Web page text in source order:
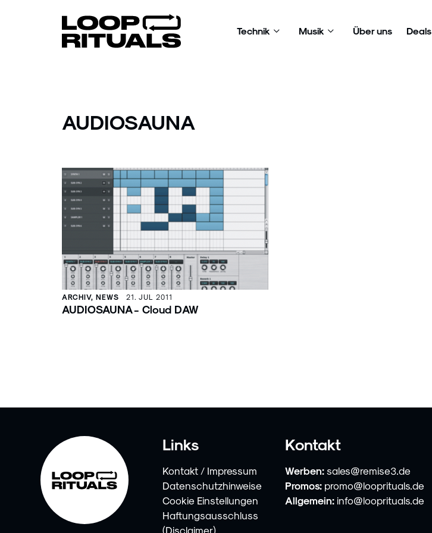
Technik Musik Über uns Deals
AUDIOSAUNA
ARCHIV, NEWS 21. JUL 2011
AUDIOSAUNA - Cloud DAW
Links
Kontakt / Impressum
Datenschutzhinweise
Cookie Einstellungen
Haftungsausschluss
(Disclaimer)
Kontakt
Werben: sales@remise3.de
Promos: promo@looprituals.de
Allgemein: info@looprituals.de